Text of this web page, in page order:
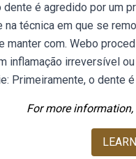
é agredido por um
técnica em que se
manter com. Webo
inflamação irreversível
Primeiramente, o dente
For more